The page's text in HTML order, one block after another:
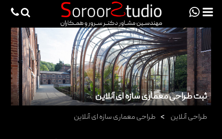
viewportchecker
×
صفحه اصلی
پروژه ها
دانش فنی
ثبت طراحی معماری سازه ای آنلاین
طراحی آنلاین > طراحی معماری سازه ای آنلاین